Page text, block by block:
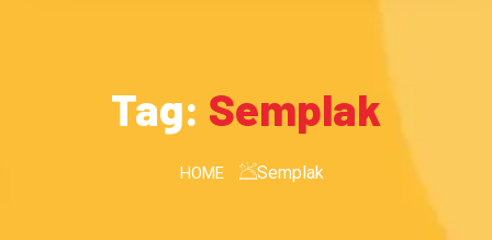
Tag: Semplak
HOME Semplak